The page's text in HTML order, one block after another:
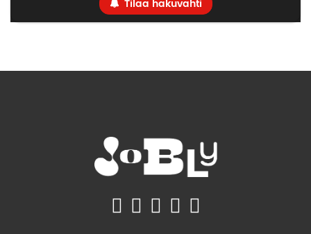
Tilaa hakuvahti